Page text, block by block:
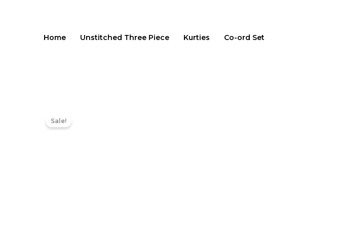
Home
Unstitched Three Piece Kurties Co-ord Set
Sale!